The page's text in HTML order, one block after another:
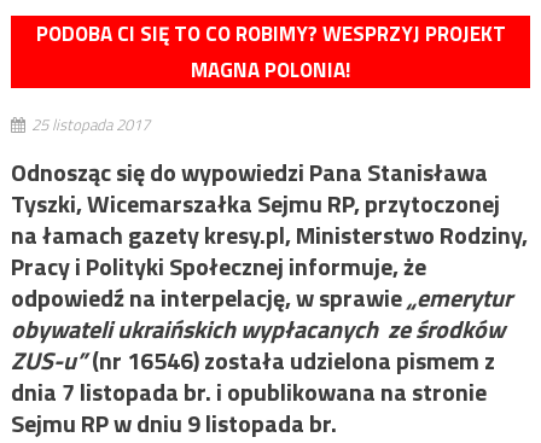
PODOBA CI SIĘ TO CO ROBIMY? WESPRZYJ PROJEKT
MAGNA POLONIA!
25 listopada 2017
Odnosząc się do wypowiedzi Pana Stanisława
Tyszki, Wicemarszałka Sejmu RP, przytoczonej
na łamach gazety kresy.pl, Ministerstwo Rodziny,
Pracy i Polityki Społecznej informuje, że
odpowiedź na interpelację, w sprawie„emerytur
obywateli ukraińskich wypłacanych ze środków
ZUS-u”(nr 16546) została udzielona pismem z
dnia 7 listopada br. i opublikowana na stronie
Sejmu RP w dniu 9 listopada br.